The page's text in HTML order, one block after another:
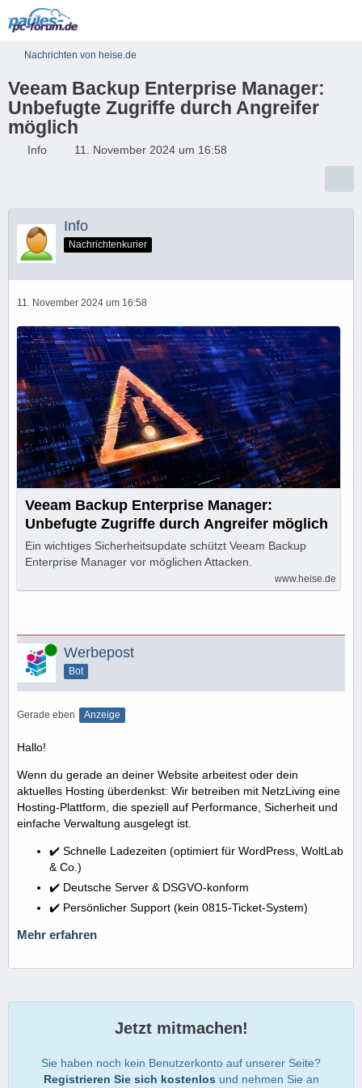
Nachrichten von heise.de
Veeam Backup Enterprise Manager:
Unbefugte Zugriffe durch Angreifer
möglich
Info 11. November 2024 um 16:58
Info
Nachrichtenkurier
11. November 2024 um 16:58
Veeam Backup Enterprise Manager:
Unbefugte Zugriffe durch Angreifer möglich
Ein wichtiges Sicherheitsupdate schützt Veeam Backup
Enterprise Manager vor möglichen Attacken.
www.heise.de
Online Werbepost
Bot
Gerade eben Anzeige
Hallo!
Wenn du gerade an deiner Website arbeitest oder dein
aktuelles Hosting überdenkst: Wir betreiben mit NetzLiving eine
Hosting-Plattform, die speziell auf Performance, Sicherheit und
einfache Verwaltung ausgelegt ist.
✔️ Schnelle Ladezeiten (optimiert für WordPress, WoltLab
& Co.)
✔️ Deutsche Server & DSGVO-konform
✔️ Persönlicher Support (kein 0815-Ticket-System)
Mehr erfahren
Jetzt mitmachen!
Sie haben noch kein Benutzerkonto auf unserer Seite?
Registrieren Sie sich kostenlos und nehmen Sie an